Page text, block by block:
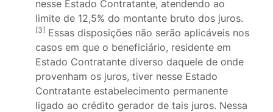
nesse Estado Contratante, atendendo ao
limite de 12,5% do montante bruto dos juros.
[3] Essas disposições não serão aplicáveis nos
casos em que o beneficiário, residente em
Estado Contratante diverso daquele de onde
provenham os juros, tiver nesse Estado
Contratante estabelecimento permanente
ligado ao crédito gerador de tais juros. Nessa